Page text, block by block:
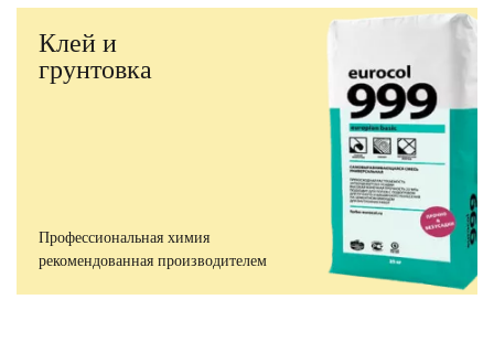
Клей и
грунтовка
Профессиональная химия
рекомендованная производителем